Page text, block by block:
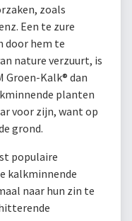
zoals
Een te zure
door hem te
nature verzuurt, is
Groen-Kalk® dan
planten
voor zijn, want op
grond.
populaire
kalkminnende
naar hun zin te